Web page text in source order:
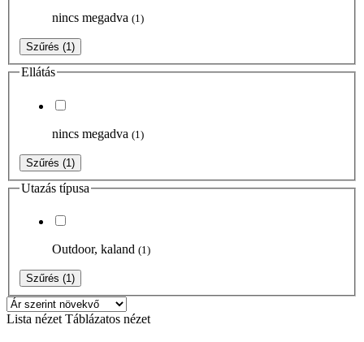
nincs megadva (1)
Szűrés (1)
Ellátás
nincs megadva (1)
Szűrés (1)
Utazás típusa
Outdoor, kaland (1)
Szűrés (1)
Lista nézet Táblázatos nézet